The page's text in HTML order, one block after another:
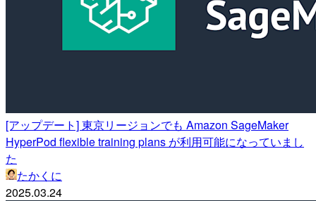
[アップデート] 東京リージョンでも Amazon SageMaker
HyperPod flexible training plans が利用可能になっていまし
た
たかくに
2025.03.24